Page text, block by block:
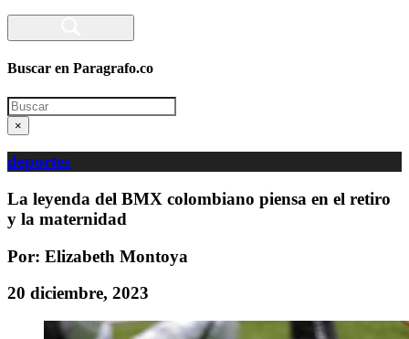
Buscar en Paragrafo.co
Search
×
deportes
La leyenda del BMX colombiano piensa en el retiro
y la maternidad
Por: Elizabeth Montoya
20 diciembre, 2023